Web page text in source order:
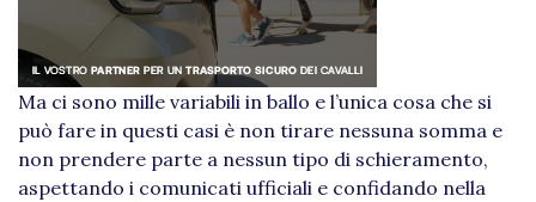
Ma ci sono mille variabili in ballo e l’unica cosa che si
può fare in questi casi è non tirare nessuna somma e
non prendere parte a nessun tipo di schieramento,
aspettando i comunicati ufficiali e confidando nella